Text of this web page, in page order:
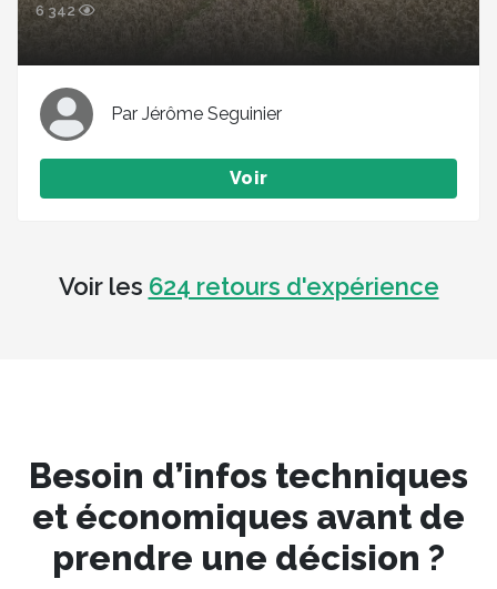
6 342
Par Jérôme Seguinier
Voir
Voir les 624 retours d'expérience
Besoin d’infos techniques
et économiques avant de
prendre une décision ?